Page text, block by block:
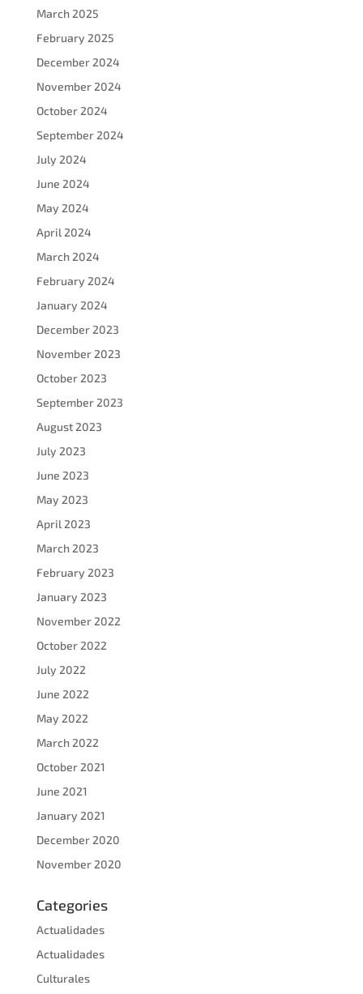
March 2025
February 2025
December 2024
November 2024
October 2024
September 2024
July 2024
June 2024
May 2024
April 2024
March 2024
February 2024
January 2024
December 2023
November 2023
October 2023
September 2023
August 2023
July 2023
June 2023
May 2023
April 2023
March 2023
February 2023
January 2023
November 2022
October 2022
July 2022
June 2022
May 2022
March 2022
October 2021
June 2021
January 2021
December 2020
November 2020
Categories
Actualidades
Actualidades
Culturales